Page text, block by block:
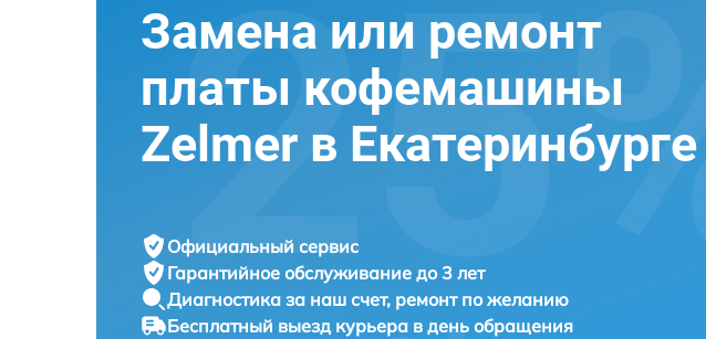
Замена или ремонт
платы кофемашины
Zelmer в Екатеринбурге
Официальный сервис
Гарантийное обслуживание до 3 лет
Диагностика за наш счет, ремонт по желанию
Бесплатный выезд курьера в день обращения